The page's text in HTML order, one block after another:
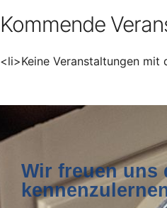
Kommende
<li>Keine Veranstaltungen
Wir freuen uns